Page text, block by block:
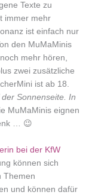
Texte zu
immer mehr
ist einfach nur
den MuMaMinis
mehr hören,
zwei zusätzliche
ist ab 18.
Sonnenseite. In
MuMaMinis eignen
… 😉
bei der KfW
können sich
Themen
und können dafür